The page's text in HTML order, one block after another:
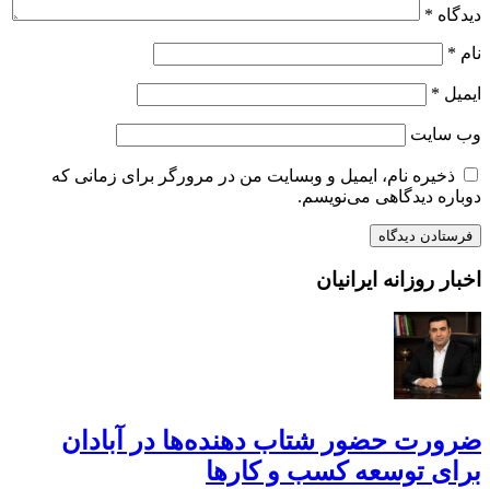
دیدگاه *
نام *
ایمیل *
وب‌ سایت
ذخیره نام، ایمیل و وبسایت من در مرورگر برای زمانی که
دوباره دیدگاهی می‌نویسم.
اخبار روزانه ایرانیان
ضرورت حضور شتاب ‌دهنده‌ها در آبادان
برای توسعه کسب‌ و کارها